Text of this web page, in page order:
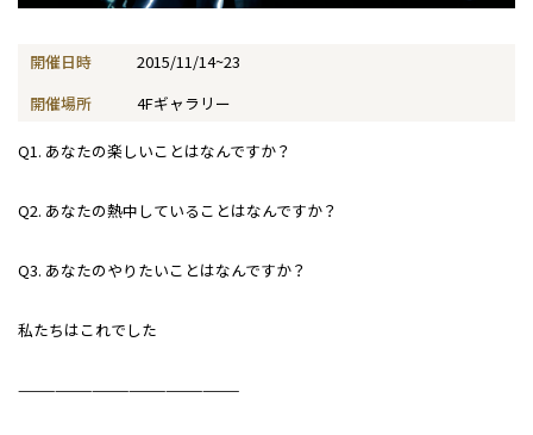
開催日時
2015/11/14~23
開催場所
4Fギャラリー
Q1. あなたの楽しいことはなんですか？
Q2. あなたの熱中していることはなんですか？
Q3. あなたのやりたいことはなんですか？
私たちはこれでした
——————————————————